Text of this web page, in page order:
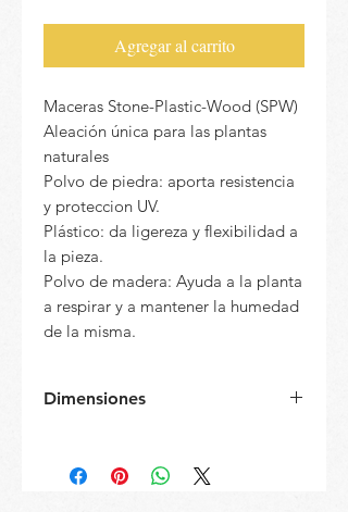
Agregar al carrito
Maceras Stone-Plastic-Wood (SPW)
Aleación única para las plantas
naturales
Polvo de piedra: aporta resistencia
y proteccion UV.
Plástico: da ligereza y flexibilidad a
la pieza.
Polvo de madera: Ayuda a la planta
a respirar y a mantener la humedad
de la misma.
Dimensiones
Altura: 30 cm